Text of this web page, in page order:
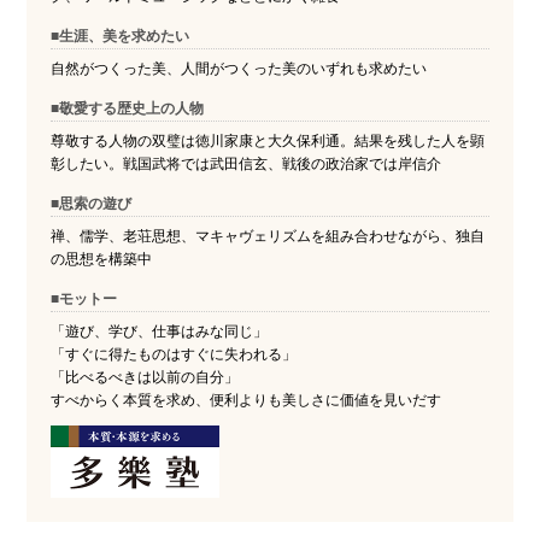
■生涯、美を求めたい
自然がつくった美、人間がつくった美のいずれも求めたい
■敬愛する歴史上の人物
尊敬する人物の双璧は徳川家康と大久保利通。結果を残した人を顕
彰したい。戦国武将では武田信玄、戦後の政治家では岸信介
■思索の遊び
禅、儒学、老荘思想、マキャヴェリズムを組み合わせながら、独自
の思想を構築中
■モットー
「遊び、学び、仕事はみな同じ」
「すぐに得たものはすぐに失われる」
「比べるべきは以前の自分」
すべからく本質を求め、便利よりも美しさに価値を見いだす